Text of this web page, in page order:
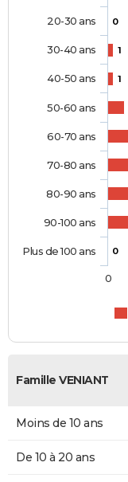
0
1
1
0
20-30 ans
30-40 ans
40-50 ans
50-60 ans
60-70 ans
70-80 ans
80-90 ans
90-100 ans
Plus de 100 ans
0
Famille VENIANT
Moins de 10 ans
De 10 à 20 ans